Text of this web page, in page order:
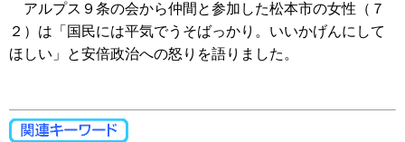
アルプス９条の会から仲間と参加した松本市の女性（７
２）は「国民には平気でうそばっかり。いいかげんにして
ほしい」と安倍政治への怒りを語りました。